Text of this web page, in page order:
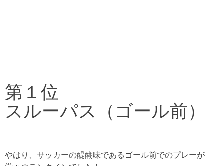
第１位
スルーパス（ゴール前）
やはり、サッカーの醍醐味であるゴール前でのプレーが